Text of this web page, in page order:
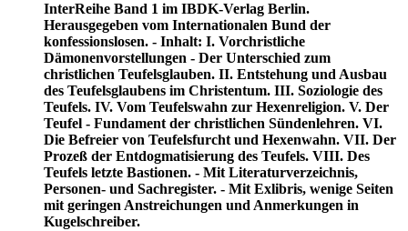
InterReihe Band 1 im IBDK-Verlag Berlin.
Herausgegeben vom Internationalen Bund der
konfessionslosen. - Inhalt: I. Vorchristliche
Dämonenvorstellungen - Der Unterschied zum
christlichen Teufelsglauben. II. Entstehung und Ausbau
des Teufelsglaubens im Christentum. III. Soziologie des
Teufels. IV. Vom Teufelswahn zur Hexenreligion. V. Der
Teufel - Fundament der christlichen Sündenlehren. VI.
Die Befreier von Teufelsfurcht und Hexenwahn. VII. Der
Prozeß der Entdogmatisierung des Teufels. VIII. Des
Teufels letzte Bastionen. - Mit Literaturverzeichnis,
Personen- und Sachregister. - Mit Exlibris, wenige Seiten
mit geringen Anstreichungen und Anmerkungen in
Kugelschreiber.